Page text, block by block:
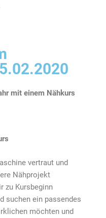
mit einem Nähkurs
vertraut und
Nähprojekt
zu Kursbeginn
suchen ein passendes
möchten und